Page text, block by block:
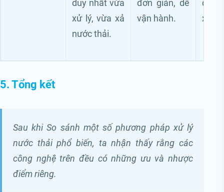
duy nhất vừa
xử lý, vừa xả
nước thải.
đơn giản, dễ
vận hành.
xác.
5. Tổng kết
Sau khi So sánh một số phương pháp xử lý
nước thải phổ biến, ta nhận thấy rằng các
công nghệ trên đều có những ưu và nhược
điểm riêng.